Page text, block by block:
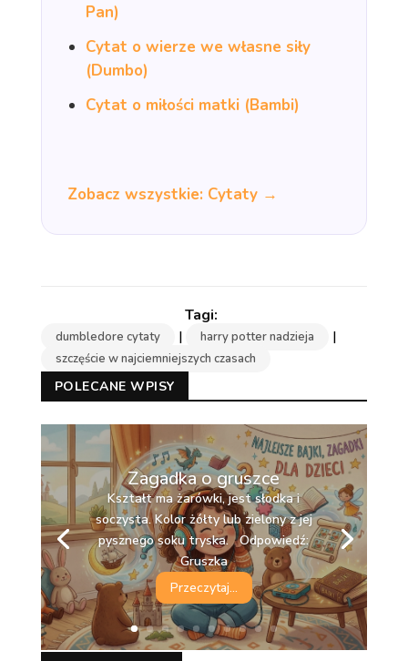
Pan)
Cytat o wierze we własne siły
(Dumbo)
Cytat o miłości matki (Bambi)
Zobacz wszystkie: Cytaty →
dumbledore cytaty | harry potter nadzieja |
szczęście w najciemniejszych czasach
POLECANE WPISY
Zagadka o gruszce
Kształt ma żarówki, jest słodka i
soczysta. Kolor żółty lub zielony z jej
pysznego soku tryska. Odpowiedź:
Gruszka
Przeczytaj...